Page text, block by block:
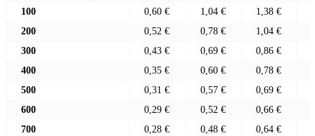
100 0,60 € 1,04 € 1,38 €
200
0,52 € 0,78 € 1,04 €
300
0,43 € 0,69 € 0,86 €
400
0,35 € 0,60 € 0,78 €
500
0,31 € 0,57 € 0,69 €
600
0,29 € 0,52 € 0,66 €
700
0,28 € 0,48 € 0,64 €